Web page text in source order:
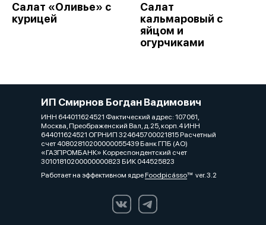
Салат «Оливье» с
курицей
Салат
кальмаровый с
яйцом и
огурчиками
ИП Смирнов Богдан Вадимович
ИНН 644011624521 Фактический адрес: 107061,
Москва, Преображенский Вал, д.25, корп.4 ИНН
644011624521 ОГРНИП 324645700021815 Расчетный
счет 40802810200000055439 Банк ГПБ (АО)
«ГАЗПРОМБАНК» Корреспондентский счет
30101810200000000823 БИК 044525823
Работает на эффективном ядреFoodpicássover. 3.2